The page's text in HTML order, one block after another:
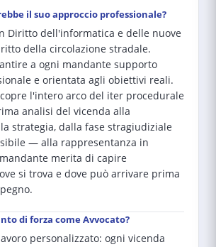
il suo approccio professionale?
Diritto dell'informatica e delle nuove
della circolazione stradale.
a ogni mandante supporto
e orientata agli obiettivi reali.
l'intero arco del iter procedurale
analisi del vicenda alla
strategia, dalla fase stragiudiziale
— alla rappresentanza in
merita di capire
si trova e dove può arrivare prima
di forza come Avvocato?
personalizzato: ogni vicenda